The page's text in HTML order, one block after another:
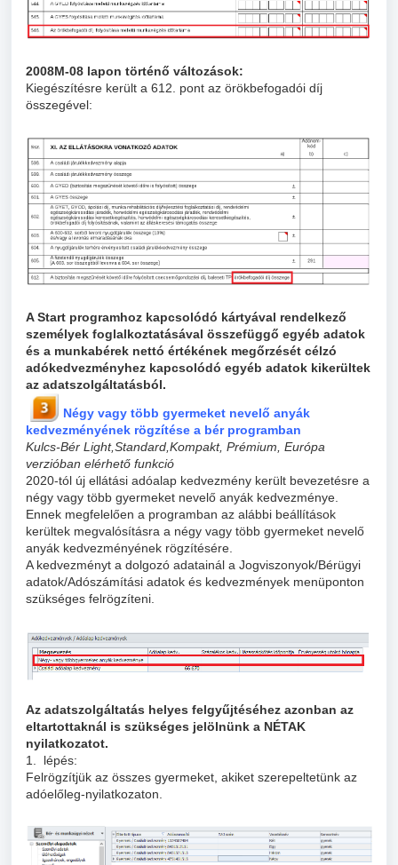
2008M-08 lapon történő változások:
Kiegészítésre került a 612. pont az örökbefogadói díj
összegével:
A Start programhoz kapcsolódó kártyával rendelkező
személyek foglalkoztatásával összefüggő egyéb adatok
és a munkabérek nettó értékének megőrzését célzó
adókedvezményhez kapcsolódó egyéb adatok kikerültek
az adatszolgáltatásból.
Négy vagy több gyermeket nevelő anyák
kedvezményének rögzítése a bér programban
Kulcs-Bér Light,Standard,Kompakt, Prémium, Európa
verzióban elérhető funkció
2020-tól új ellátási adóalap kedvezmény került bevezetésre a
négy vagy több gyermeket nevelő anyák kedvezménye.
Ennek megfelelően a programban az alábbi beállítások
kerültek megvalósításra a négy vagy több gyermeket nevelő
anyák kedvezményének rögzítésére.
A kedvezményt a dolgozó adatainál a Jogviszonyok/Bérügyi
adatok/Adószámítási adatok és kedvezmények menüponton
szükséges felrögzíteni.
Az adatszolgáltatás helyes felgyűjtéséhez azonban az
eltartottaknál is szükséges jelölnünk a NÉTAK
nyilatkozatot.
1. lépés:
Felrögzítjük az összes gyermeket, akiket szerepeltetünk az
adóelőleg-nyilatkozaton.